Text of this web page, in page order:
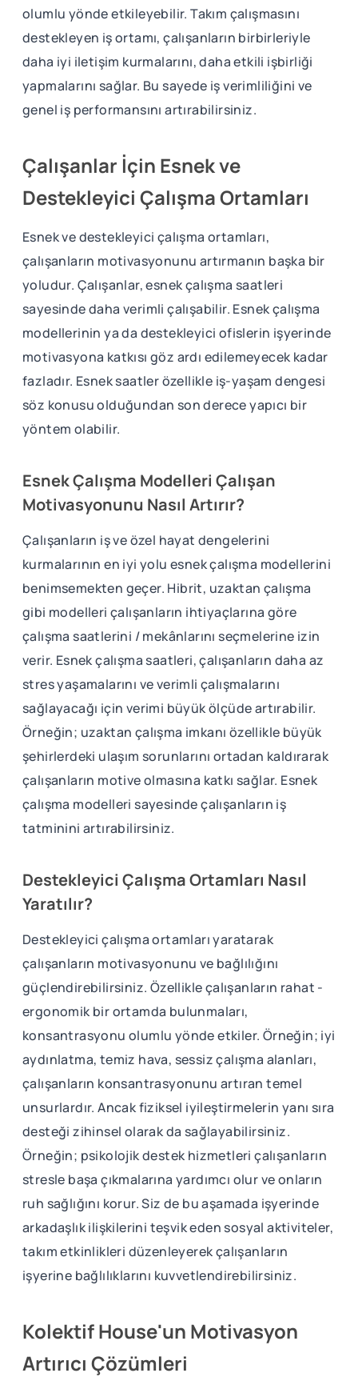
olumlu yönde etkileyebilir. Takım çalışmasını
destekleyen iş ortamı, çalışanların birbirleriyle
daha iyi iletişim kurmalarını, daha etkili işbirliği
yapmalarını sağlar. Bu sayede iş verimliliğini ve
genel iş performansını artırabilirsiniz.
Çalışanlar İçin Esnek ve
Destekleyici Çalışma Ortamları
Esnek ve destekleyici çalışma ortamları,
çalışanların motivasyonunu artırmanın başka bir
yoludur. Çalışanlar, esnek çalışma saatleri
sayesinde daha verimli çalışabilir. Esnek çalışma
modellerinin ya da destekleyici ofislerin işyerinde
motivasyona katkısı göz ardı edilemeyecek kadar
fazladır. Esnek saatler özellikle iş-yaşam dengesi
söz konusu olduğundan son derece yapıcı bir
yöntem olabilir.
Esnek Çalışma Modelleri Çalışan
Motivasyonunu Nasıl Artırır?
Çalışanların iş ve özel hayat dengelerini
kurmalarının en iyi yolu esnek çalışma modellerini
benimsemekten geçer. Hibrit, uzaktan çalışma
gibi modelleri çalışanların ihtiyaçlarına göre
çalışma saatlerini / mekânlarını seçmelerine izin
verir. Esnek çalışma saatleri, çalışanların daha az
stres yaşamalarını ve verimli çalışmalarını
sağlayacağı için verimi büyük ölçüde artırabilir.
Örneğin; uzaktan çalışma imkanı özellikle büyük
şehirlerdeki ulaşım sorunlarını ortadan kaldırarak
çalışanların motive olmasına katkı sağlar. Esnek
çalışma modelleri sayesinde çalışanların iş
tatminini artırabilirsiniz.
Destekleyici Çalışma Ortamları Nasıl
Yaratılır?
Destekleyici çalışma ortamları yaratarak
çalışanların motivasyonunu ve bağlılığını
güçlendirebilirsiniz. Özellikle çalışanların rahat -
ergonomik bir ortamda bulunmaları,
konsantrasyonu olumlu yönde etkiler. Örneğin; iyi
aydınlatma, temiz hava, sessiz çalışma alanları,
çalışanların konsantrasyonunu artıran temel
unsurlardır. Ancak fiziksel iyileştirmelerin yanı sıra
desteği zihinsel olarak da sağlayabilirsiniz.
Örneğin; psikolojik destek hizmetleri çalışanların
stresle başa çıkmalarına yardımcı olur ve onların
ruh sağlığını korur. Siz de bu aşamada işyerinde
arkadaşlık ilişkilerini teşvik eden sosyal aktiviteler,
takım etkinlikleri düzenleyerek çalışanların
işyerine bağlılıklarını kuvvetlendirebilirsiniz.
Kolektif House'un Motivasyon
Artırıcı Çözümleri